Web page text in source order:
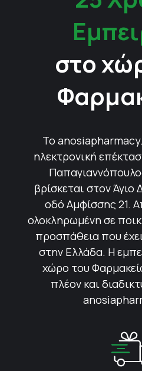
στο
Το
ηλεκτρονική
βρίσκεται στον Άγιο
οδό Αμφίσσης 21.
ολοκληρωμένη σε
προσπάθεια που
στην Ελλάδα. Η
χώρο του
πλέον και